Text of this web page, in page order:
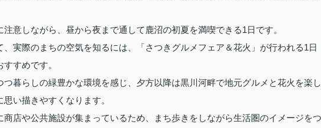
意しながら、昼から夜まで通して鹿沼の初夏を満喫できる1日です。
実際のまちの空気を知るには、「さつきグルメフェア＆花火」が行われる1日
すめです。
暮らしの緑豊かな環境を感じ、夕方以降は黒川河畔で地元グルメと花火を楽し
い描きやすくなります。
商店や公共施設が集まっているため、まち歩きをしながら生活圏のイメージをつ